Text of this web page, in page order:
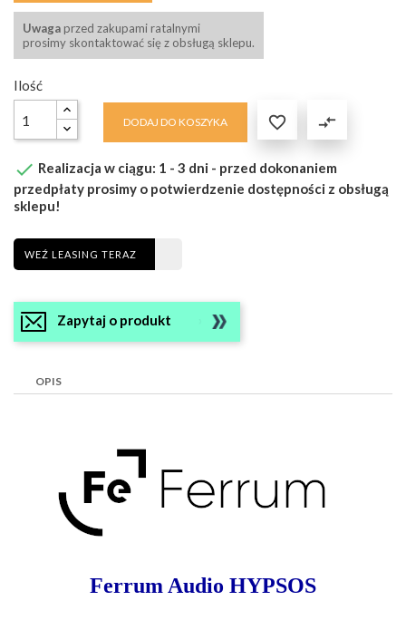
Uwaga przed zakupami ratalnymi
prosimy skontaktować się z obsługą sklepu.
Ilość
DODAJ DO KOSZYKA  compare_arrows
 Realizacja w ciągu: 1 - 3 dni - przed dokonaniem
przedpłaty prosimy o potwierdzenie dostępności z obsługą
sklepu!
WEŹ LEASING TERAZ
Zapytaj o produkt
OPIS
Ferrum Audio HYPSOS